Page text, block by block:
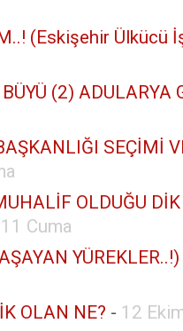
(Eskişehir Ülkücü
(2) ADULARYA
SEÇİMİ
OLDUĞU DİK
Cuma
YÜREKLER..!)
OLAN NE? - 12